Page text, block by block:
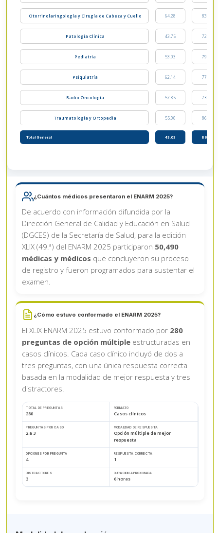
Otorrinolaringología y Cirugía de Cabeza y Cuello 64.28 83.25
Patología Clínica 43.75 72.35
Pediatría 53.03 79.82
Psiquiatría 62.14 77.67
Radio Oncología 57.85 73.75
Traumatología y Ortopedia 55.00 86.07
Total General 43.03 86.07
¿Cuántos médicos presentaron el ENARM 2025?
De acuerdo con información difundida por la
Dirección General de Calidad y Educación en Salud
(DGCES) de la Secretaría de Salud, para la edición
XLIX (49.ª) del ENARM 2025 participaron 50,490
médicas y médicos que concluyeron su proceso
de registro y fueron programados para sustentar el
examen.
¿Cómo estuvo conformado el ENARM 2025?
El XLIX ENARM 2025 estuvo conformado por 280
preguntas de opción múltiple estructuradas en
casos clínicos. Cada caso clínico incluyó de dos a
tres preguntas, con una única respuesta correcta
basada en la modalidad de mejor respuesta y tres
distractores.
TOTAL DE PREGUNTAS
280
FORMATO
Casos clínicos
PREGUNTAS POR CASO
2 a 3
MODALIDAD DE RESPUESTA
Opción múltiple de mejor
respuesta
OPCIONES POR PREGUNTA
4
RESPUESTA CORRECTA
1
DISTRACTORES
3
DURACIÓN APROXIMADA
6 horas